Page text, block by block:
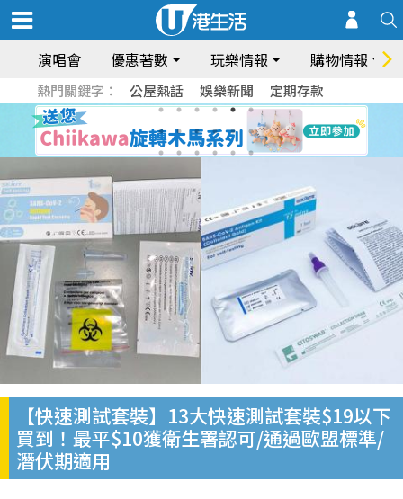
演唱會 優惠著數 玩樂情報 購物情報
熱門關鍵字： 公屋熱話 娛樂新聞 定期存款
【快速測試套裝】13大快速測試套裝$19以下
買到！最平$10獲衛生署認可/通過歐盟標準/
潛伏期適用